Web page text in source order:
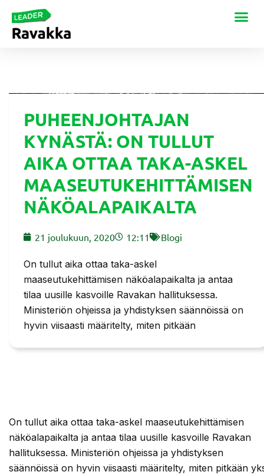
PUHEENJOHTAJAN
KYNÄSTÄ: ON TULLUT
AIKA OTTAA TAKA-ASKEL
MAASEUTUKEHITTÄMISEN
NÄKÖALAPAIKALTA
21 joulukuun, 2020 12:11 Blogi
On tullut aika ottaa taka-askel
maaseutukehittämisen näköalapaikalta ja antaa
tilaa uusille kasvoille Ravakan hallituksessa.
Ministeriön ohjeissa ja yhdistyksen säännöissä on
hyvin viisaasti määritelty, miten pitkään
On tullut aika ottaa taka-askel maaseutukehittämisen
näköalapaikalta ja antaa tilaa uusille kasvoille Ravakan
hallituksessa. Ministeriön ohjeissa ja yhdistyksen
säännöissä on hyvin viisaasti määritelty, miten pitkään